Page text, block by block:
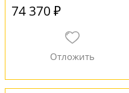
74 370 ₽